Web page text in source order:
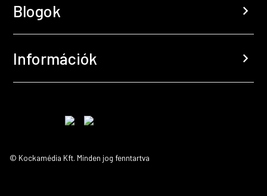
Blogok chevron_right
Információk chevron_right
© Kockamédia Kft. Minden jog fenntartva